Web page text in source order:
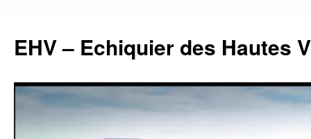
contenu
EHV – Echiquier des Hautes